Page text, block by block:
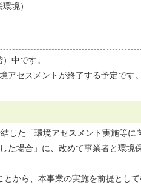
境）
中です。
アセスメントが終了する予定で
した「環境アセスメント実施等
場合」に、改めて事業者と環境
から、本事業の実施を前提とし